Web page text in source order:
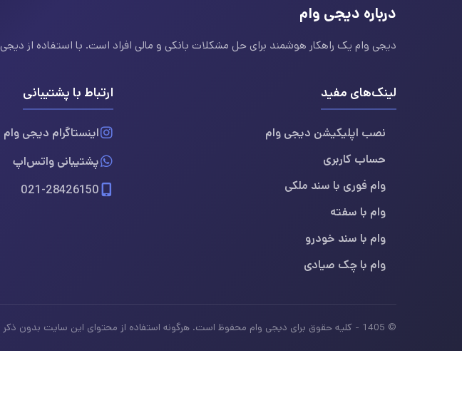
درباره دیجی وام
دیجی وام یک راهکار هوشمند برای حل مشکلات بانکی و مالی افراد است. با استفاده از
لینک‌های مفید
نصب اپلیکیشن دیجی وام
حساب کاربری
وام فوری با سند ملکی
وام با سفته
وام با سند خودرو
وام با چک صیادی
ارتباط با پشتیبانی
اینستاگرام دیجی وام
پشتیبانی واتس‌اپ
021-28426150
© 1405 - کلیه حقوق برای دیجی وام محفوظ است. هرگونه استفاده از محتوای این سایت بدون ذکر منبع، غیرمجاز بوده و پیگرد قانونی دارد.